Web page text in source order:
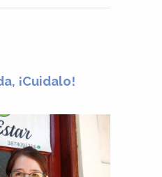
¡Cuidalo!